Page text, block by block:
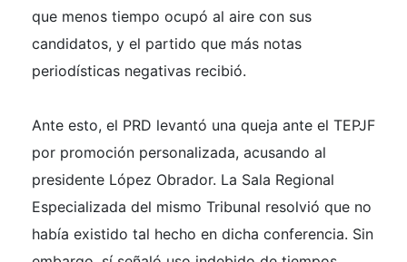
que menos tiempo ocupó al aire con sus
candidatos, y el partido que más notas
periodísticas negativas recibió.
Ante esto, el PRD levantó una queja ante el TEPJF
por promoción personalizada, acusando al
presidente López Obrador. La Sala Regional
Especializada del mismo Tribunal resolvió que no
había existido tal hecho en dicha conferencia. Sin